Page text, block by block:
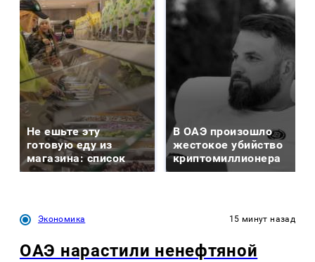
Не ешьте эту
готовую еду из
магазина: список
В ОАЭ произошло
жестокое убийство
криптомиллионера
Экономика 15 минут назад
ОАЭ нарастили ненефтяной